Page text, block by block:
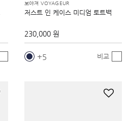
보야져 VOYAGEUR
저스트 인 케이스 미디엄 토트백
230,000 원
5 비교